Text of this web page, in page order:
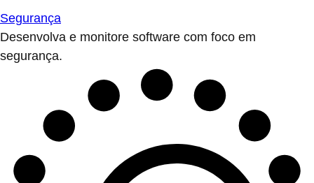
Segurança
Desenvolva e monitore software com foco em
segurança.